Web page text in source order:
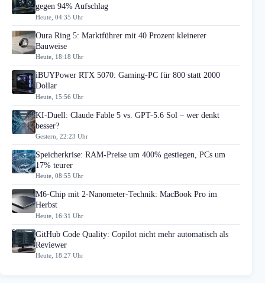
gegen 94% Aufschlag
Heute, 04:35 Uhr
Oura Ring 5: Marktführer mit 40 Prozent kleinerer
Bauweise
Heute, 18:18 Uhr
iBUYPower RTX 5070: Gaming-PC für 800 statt 2000
Dollar
Heute, 15:56 Uhr
KI-Duell: Claude Fable 5 vs. GPT-5.6 Sol – wer denkt
besser?
Gestern, 22:23 Uhr
Speicherkrise: RAM-Preise um 400% gestiegen, PCs um
17% teurer
Heute, 08:55 Uhr
M6-Chip mit 2-Nanometer-Technik: MacBook Pro im
Herbst
Heute, 16:31 Uhr
GitHub Code Quality: Copilot nicht mehr automatisch als
Reviewer
Heute, 18:27 Uhr